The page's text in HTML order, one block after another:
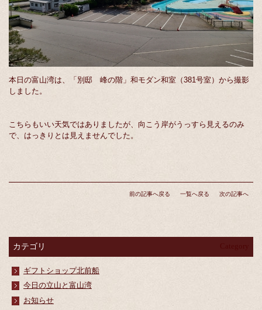
本日の富山湾は、「別邸 峰の階」和モダン和室（381号室）から撮影
しました。
こちらもいい天気ではありましたが、向こう岸がうっすら見えるのみ
で、はっきりとは見えませんでした。
前の記事へ戻る 一覧へ戻る 次の記事へ
カテゴリ
ギフトショップ北前船
今日の立山と富山湾
お知らせ